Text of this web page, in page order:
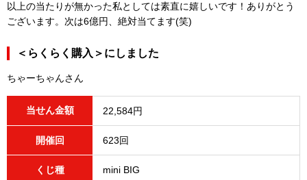
以上の当たりが無かった私としては素直に嬉しいです！ありがとう
ございます。次は6億円、絶対当てます(笑)
＜らくらく購入＞にしました
ちゃーちゃんさん
当せん金額 22,584円
開催回 623回
くじ種 mini BIG